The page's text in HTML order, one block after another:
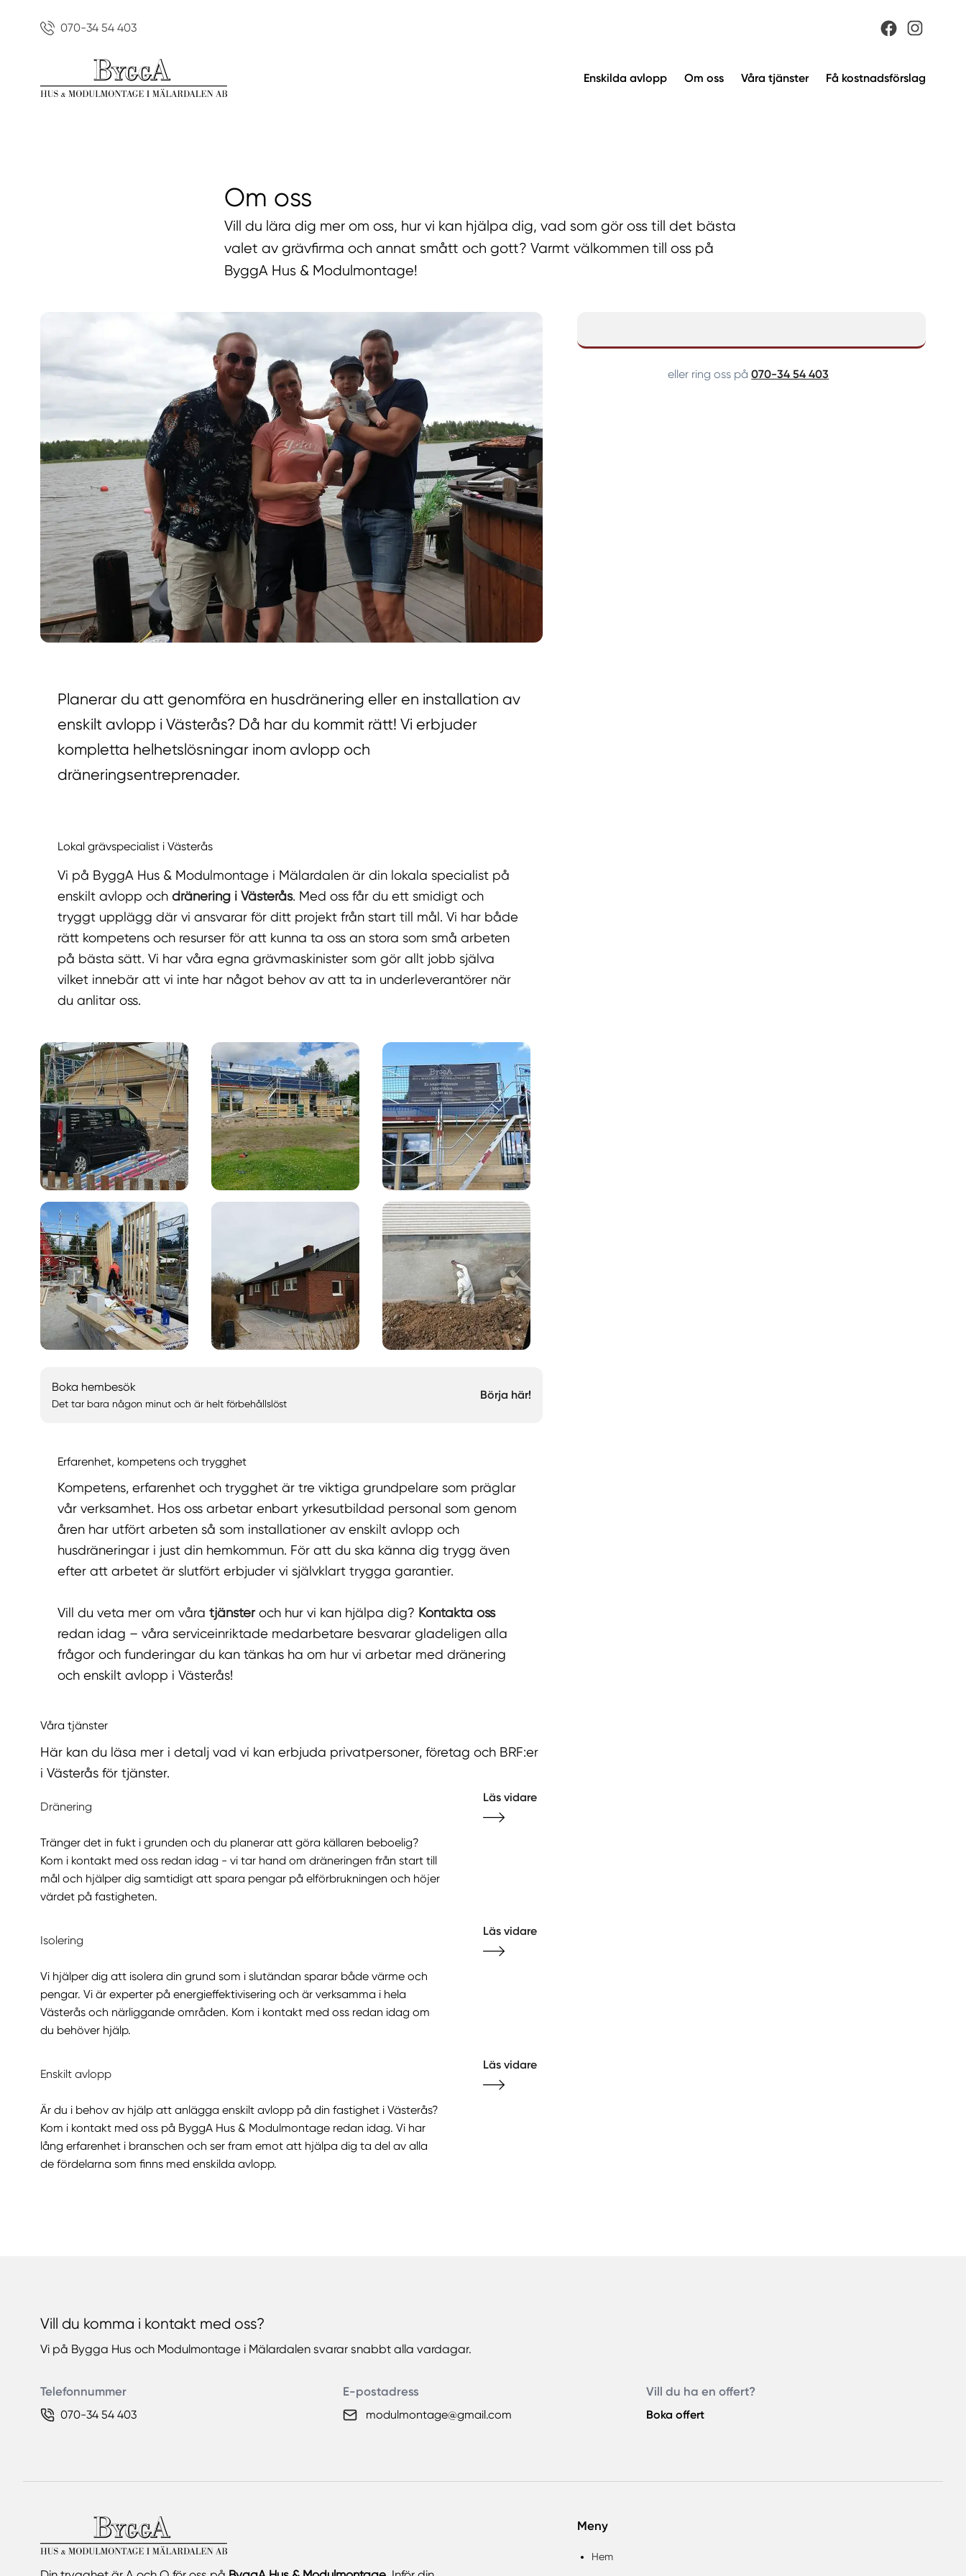
070-34 54 403
Enskilda avlopp Om oss Våra tjänster Få kostnadsförslag
Om oss
Vill du lära dig mer om oss, hur vi kan hjälpa dig, vad som gör oss till det bästa
valet av grävfirma och annat smått och gott? Varmt välkommen till oss på
ByggA Hus & Modulmontage!
Planerar du att genomföra en husdränering eller en installation av
enskilt avlopp i Västerås? Då har du kommit rätt! Vi erbjuder
kompletta helhetslösningar inom avlopp och
dräneringsentreprenader.
Lokal grävspecialist i Västerås
Vi på ByggA Hus & Modulmontage i Mälardalen är din lokala specialist på
enskilt avlopp och dränering i Västerås. Med oss får du ett smidigt och
tryggt upplägg där vi ansvarar för ditt projekt från start till mål. Vi har både
rätt kompetens och resurser för att kunna ta oss an stora som små arbeten
på bästa sätt. Vi har våra egna grävmaskinister som gör allt jobb själva
vilket innebär att vi inte har något behov av att ta in underleverantörer när
du anlitar oss.
Boka hembesök
Det tar bara någon minut och är helt förbehållslöst
Börja här!
Erfarenhet, kompetens och trygghet
Kompetens, erfarenhet och trygghet är tre viktiga grundpelare som präglar
vår verksamhet. Hos oss arbetar enbart yrkesutbildad personal som genom
åren har utfört arbeten så som installationer av enskilt avlopp och
husdräneringar i just din hemkommun. För att du ska känna dig trygg även
efter att arbetet är slutfört erbjuder vi självklart trygga garantier.
Vill du veta mer om våra tjänster och hur vi kan hjälpa dig? Kontakta oss
redan idag – våra serviceinriktade medarbetare besvarar gladeligen alla
frågor och funderingar du kan tänkas ha om hur vi arbetar med dränering
och enskilt avlopp i Västerås!
Våra tjänster
Här kan du läsa mer i detalj vad vi kan erbjuda privatpersoner, företag och BRF:er
i Västerås för tjänster.
Dränering
Läs vidare
Tränger det in fukt i grunden och du planerar att göra källaren beboelig?
Kom i kontakt med oss redan idag - vi tar hand om dräneringen från start till
mål och hjälper dig samtidigt att spara pengar på elförbrukningen och höjer
värdet på fastigheten.
Isolering
Läs vidare
Vi hjälper dig att isolera din grund som i slutändan sparar både värme och
pengar. Vi är experter på energieffektivisering och är verksamma i hela
Västerås och närliggande områden. Kom i kontakt med oss redan idag om
du behöver hjälp.
Enskilt avlopp
Läs vidare
Är du i behov av hjälp att anlägga enskilt avlopp på din fastighet i Västerås?
Kom i kontakt med oss på ByggA Hus & Modulmontage redan idag. Vi har
lång erfarenhet i branschen och ser fram emot att hjälpa dig ta del av alla
de fördelarna som finns med enskilda avlopp.
eller ring oss på070-34 54 403
Vill du komma i kontakt med oss?
Vi på Bygga Hus och Modulmontage i Mälardalen svarar snabbt alla vardagar.
Telefonnummer
070-34 54 403
E-postadress
modulmontage@gmail.com
Vill du ha en offert?
Boka offert
Meny
Hem